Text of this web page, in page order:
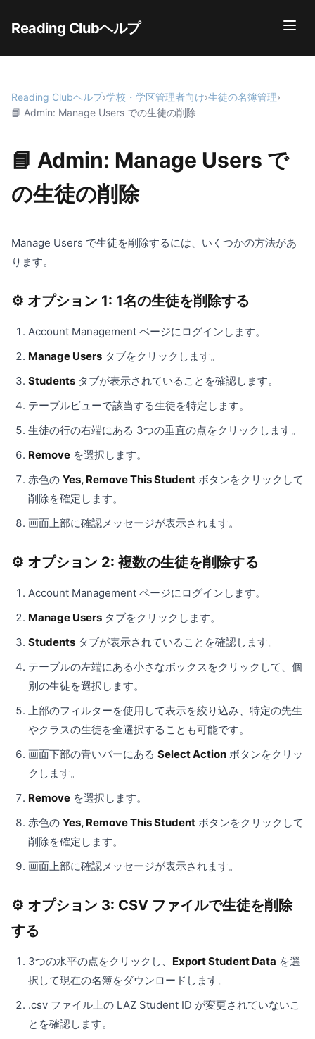
Reading Clubヘルプ
Reading Clubヘルプ›学校・学区管理者向け›生徒の名簿管理›
📘 Admin: Manage Users での生徒の削除
📘 Admin: Manage Users で
の生徒の削除
Manage Users で生徒を削除するには、いくつかの方法があ
ります。
⚙️ オプション 1: 1名の生徒を削除する
Account Management ページにログインします。
Manage Users タブをクリックします。
Students タブが表示されていることを確認します。
テーブルビューで該当する生徒を特定します。
生徒の行の右端にある 3つの垂直の点をクリックします。
Remove を選択します。
赤色の Yes, Remove This Student ボタンをクリックして
削除を確定します。
画面上部に確認メッセージが表示されます。
⚙️ オプション 2: 複数の生徒を削除する
Account Management ページにログインします。
Manage Users タブをクリックします。
Students タブが表示されていることを確認します。
テーブルの左端にある小さなボックスをクリックして、個
別の生徒を選択します。
上部のフィルターを使用して表示を絞り込み、特定の先生
やクラスの生徒を全選択することも可能です。
画面下部の青いバーにある Select Action ボタンをクリッ
クします。
Remove を選択します。
赤色の Yes, Remove This Student ボタンをクリックして
削除を確定します。
画面上部に確認メッセージが表示されます。
⚙️ オプション 3: CSV ファイルで生徒を削除
する
3つの水平の点をクリックし、 Export Student Data を選
択して現在の名簿をダウンロードします。
.csv ファイル上の LAZ Student ID が変更されていないこ
とを確認します。